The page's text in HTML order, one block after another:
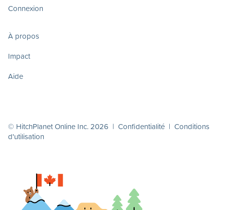
Connexion
À propos
Impact
Aide
© HitchPlanet Online Inc. 2026 | Confidentialité | Conditions
d'utilisation